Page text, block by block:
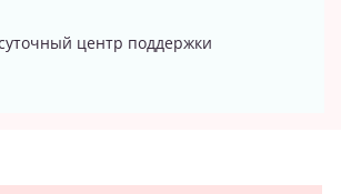
центр поддержки